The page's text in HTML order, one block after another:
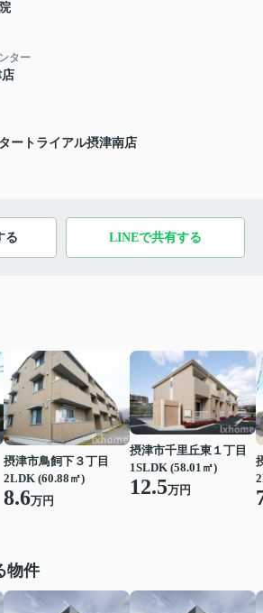
ター
ートライアル摂津南店
る LINEで共有する
摂津市鳥飼下３丁目
2LDK (60.88㎡)
8.6万円
摂津市千里丘東１丁目
1SLDK (58.01㎡)
12.5万円
物件